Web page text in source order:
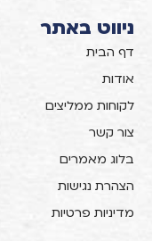
ניווט באתר
דף הבית
אודות
לקוחות ממליצים
צור קשר
בלוג מאמרים
הצהרת נגישות
מדיניות פרטיות